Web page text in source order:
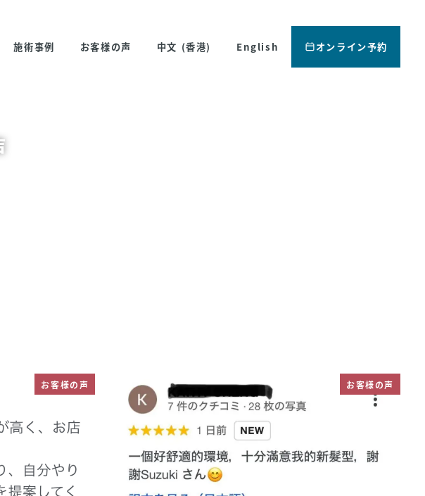
施術事例 お客様の声 中文 (香港) English オンライン予約
お客様の声 お客様の声